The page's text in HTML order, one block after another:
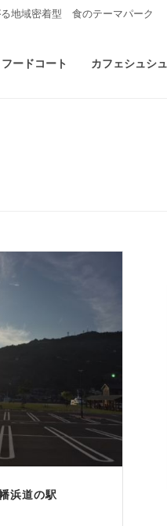
地域密着型 食のテーマパーク
フードコート カフェシュシュ
浜道の駅